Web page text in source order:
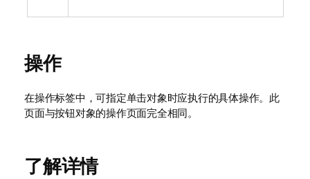
操作
在操作标签中，可指定单击对象时应执行的具体操作。此
页面与按钮对象的操作页面完全相同。
了解详情